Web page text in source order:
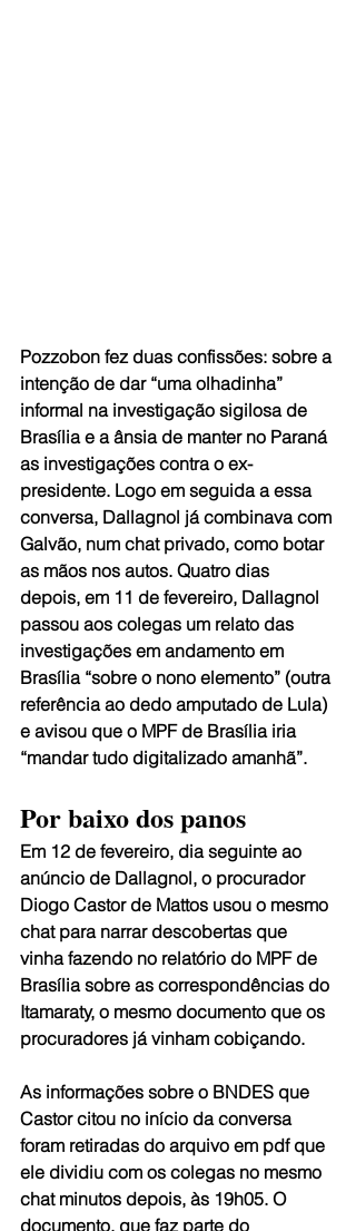
Pozzobon fez duas confissões: sobre a
intenção de dar “uma olhadinha”
informal na investigação sigilosa de
Brasília e a ânsia de manter no Paraná
as investigações contra o ex-
presidente. Logo em seguida a essa
conversa, Dallagnol já combinava com
Galvão, num chat privado, como botar
as mãos nos autos. Quatro dias
depois, em 11 de fevereiro, Dallagnol
passou aos colegas um relato das
investigações em andamento em
Brasília “sobre o nono elemento” (outra
referência ao dedo amputado de Lula)
e avisou que o MPF de Brasília iria
“mandar tudo digitalizado amanhã”.
Por baixo dos panos
Em 12 de fevereiro, dia seguinte ao
anúncio de Dallagnol, o procurador
Diogo Castor de Mattos usou o mesmo
chat para narrar descobertas que
vinha fazendo no relatório do MPF de
Brasília sobre as correspondências do
Itamaraty, o mesmo documento que os
procuradores já vinham cobiçando.
As informações sobre o BNDES que
Castor citou no início da conversa
foram retiradas do arquivo em pdf que
ele dividiu com os colegas no mesmo
chat minutos depois, às 19h05. O
documento, que faz parte do